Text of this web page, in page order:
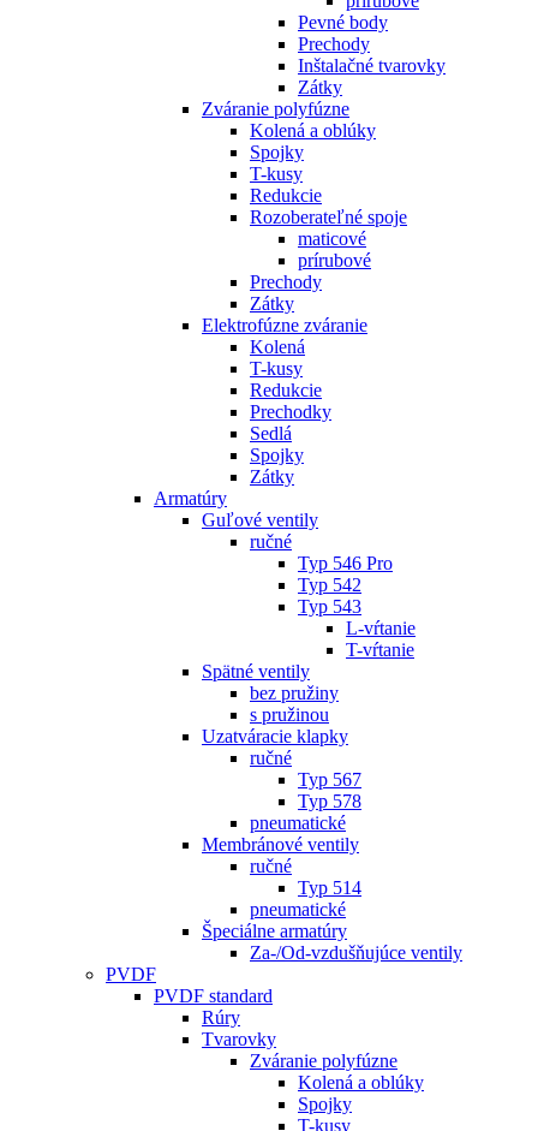
Pevné body
Prechody
Inštalačné tvarovky
Zátky
Zváranie polyfúzne
Kolená a oblúky
Spojky
T-kusy
Redukcie
Rozoberateľné spoje
maticové
prírubové
Prechody
Zátky
Elektrofúzne zváranie
Kolená
T-kusy
Redukcie
Prechodky
Sedlá
Spojky
Zátky
Armatúry
Guľové ventily
ručné
Typ 546 Pro
Typ 542
Typ 543
L-vŕtanie
T-vŕtanie
Spätné ventily
bez pružiny
s pružinou
Uzatváracie klapky
ručné
Typ 567
Typ 578
pneumatické
Membránové ventily
ručné
Typ 514
pneumatické
Špeciálne armatúry
Za-/Od-vzdušňujúce ventily
PVDF
PVDF standard
Rúry
Tvarovky
Zváranie polyfúzne
Kolená a oblúky
Spojky
T-kusy